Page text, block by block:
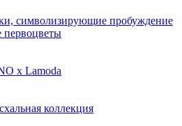
символизирующие пробуждение
первоцветы
х Lamoda
коллекция